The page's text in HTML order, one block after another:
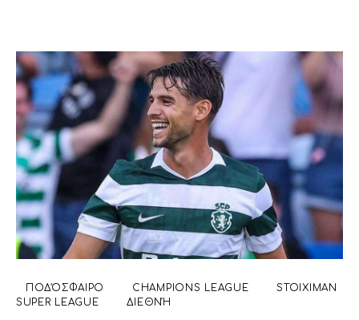
ΠΟΔΌΣΦΑΙΡΟ CHAMPIONS LEAGUE
STOIXIMAN
SUPER LEAGUE
ΔΙΕΘΝΉ